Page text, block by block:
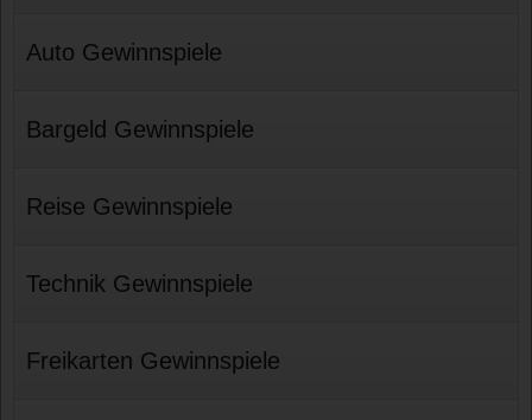
Auto Gewinnspiele
Bargeld Gewinnspiele
Reise Gewinnspiele
Technik Gewinnspiele
Freikarten Gewinnspiele